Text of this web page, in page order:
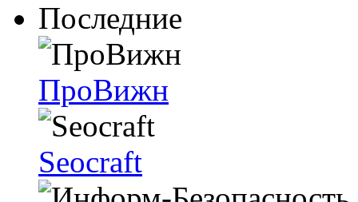
Последние
ПроВижн
Seocraft